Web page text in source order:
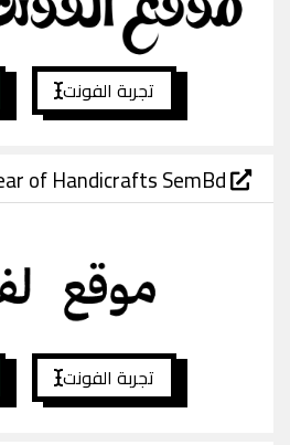
تجربة الفونت
of Handicrafts SemBd
تجربة الفونت